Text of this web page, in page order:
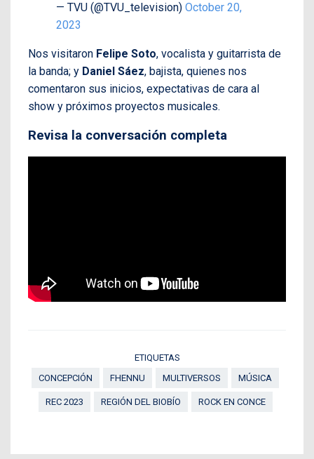
— TVU (@TVU_television) October 20,
2023
Nos visitaron Felipe Soto, vocalista y guitarrista de
la banda; y Daniel Sáez, bajista, quienes nos
comentaron sus inicios, expectativas de cara al
show y próximos proyectos musicales.
Revisa la conversación completa
ETIQUETAS
CONCEPCIÓN
FHENNU MULTIVERSOS MÚSICA
REC 2023 REGIÓN DEL BIOBÍO ROCK EN CONCE